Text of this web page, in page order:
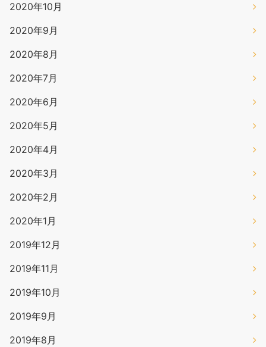
2020年10月
2020年9月
2020年8月
2020年7月
2020年6月
2020年5月
2020年4月
2020年3月
2020年2月
2020年1月
2019年12月
2019年11月
2019年10月
2019年9月
2019年8月